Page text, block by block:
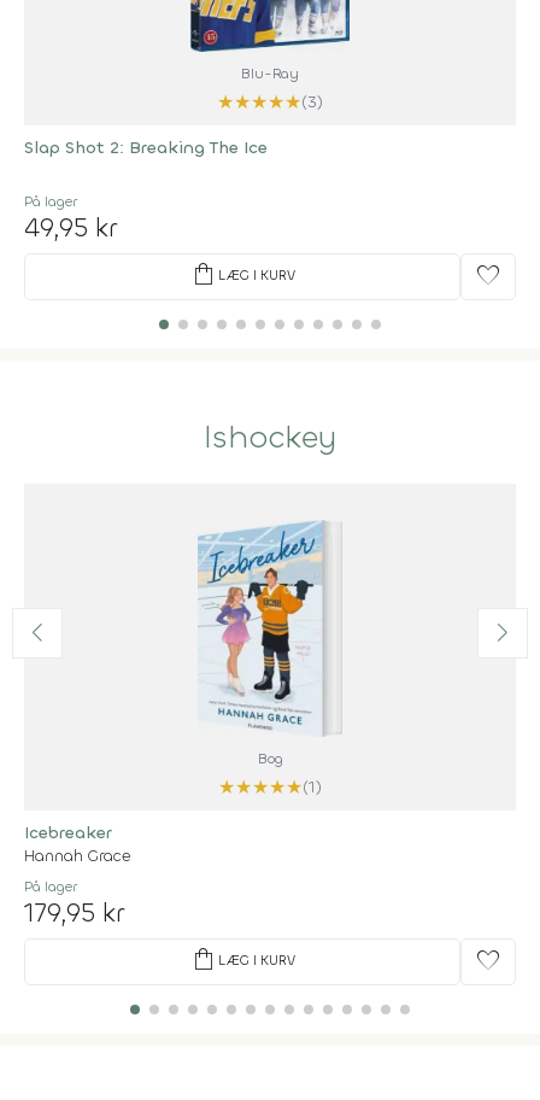
Blu-Ray
★★★★★(3)
Slap Shot 2: Breaking The Ice
På lager
49,95 kr
shopping_bag LÆG I KURV favorite
Ishockey
Bog
★★★★★(1)
Icebreaker
Hannah Grace
På lager
179,95 kr
shopping_bag LÆG I KURV favorite